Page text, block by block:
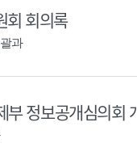
회 회의록
과
정보공개심의회